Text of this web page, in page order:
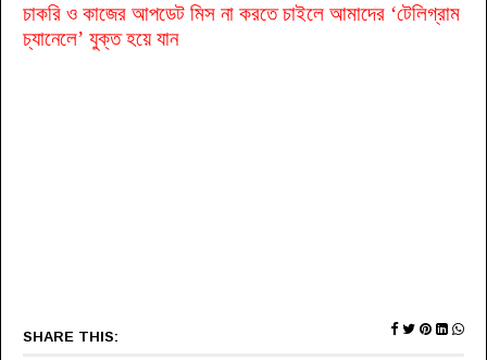
চাকরি ও কাজের আপডেট মিস না করতে চাইলে আমাদের ‘টেলিগ্রাম
চ্যানেলে’ যুক্ত হয়ে যান
SHARE THIS: